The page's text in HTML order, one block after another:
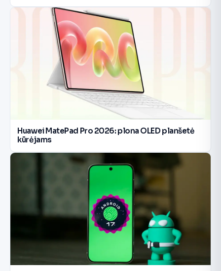
Huawei MatePad Pro 2026: plona OLED planšetė
kūrėjams